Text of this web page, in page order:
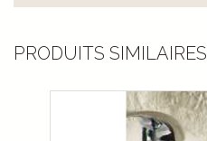
PRODUITS SIMILAIRES